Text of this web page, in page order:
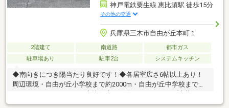
神戸電鉄粟生線 恵比須駅 徒歩15分
その他の交通
兵庫県三木市自由が丘本町１
2階建て 南道路
都市ガス
駐車場あり
駐車2台 システムキッチン
◆南向きにつき陽当たり良好です！◆各居室広さ6帖以上あり！
周辺環境・自由が丘小学校まで約2000m・自由が丘中学校まで約
約1800m・ローソン三木宿原店まで約750m・三木西自由が丘郵便